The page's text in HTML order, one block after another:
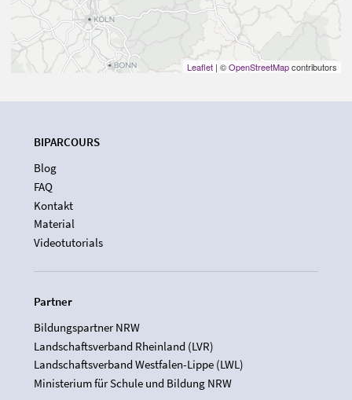
Leaflet | ©OpenStreetMapcontributors
BIPARCOURS
Blog
FAQ
Kontakt
Material
Videotutorials
Partner
Bildungspartner NRW
Landschaftsverband Rheinland (LVR)
Landschaftsverband Westfalen-Lippe (LWL)
Ministerium für Schule und Bildung NRW